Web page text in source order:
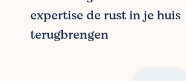
expertise de rust in je huis
terugbrengen